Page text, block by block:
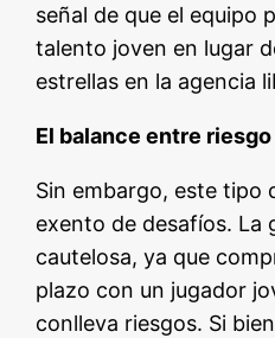
señal de que el equipo
talento joven en lugar
estrellas en la agencia
El balance entre
Sin embargo, este tipo
exento de desafíos. La
cautelosa, ya que
plazo con un jugador
conlleva riesgos. Si